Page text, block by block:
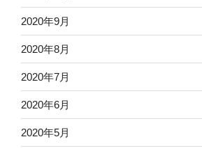
2020年9月
2020年8月
2020年7月
2020年6月
2020年5月